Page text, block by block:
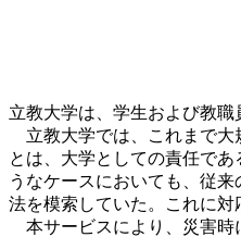
立教大学は、学生および教職
立教大学では、これまで大
とは、大学としての責任で
うなケースにおいても、従
法を模索していた。これに対
本サービスにより、災害時